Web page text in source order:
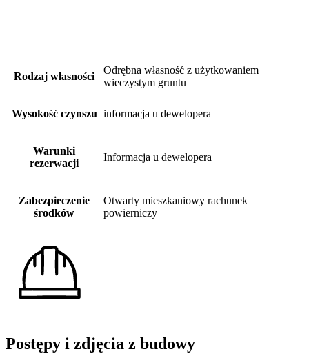
Rodzaj własności
Odrębna własność z użytkowaniem
wieczystym gruntu
Wysokość czynszu informacja u dewelopera
Warunki
rezerwacji
Informacja u dewelopera
Zabezpieczenie
środków
Otwarty mieszkaniowy rachunek
powierniczy
Postępy i zdjęcia z budowy